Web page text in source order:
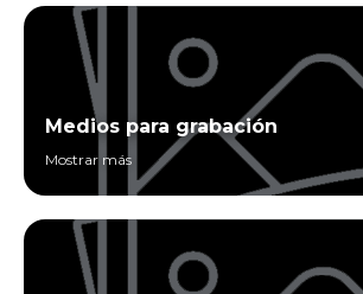
Medios para grabación
Mostrar más